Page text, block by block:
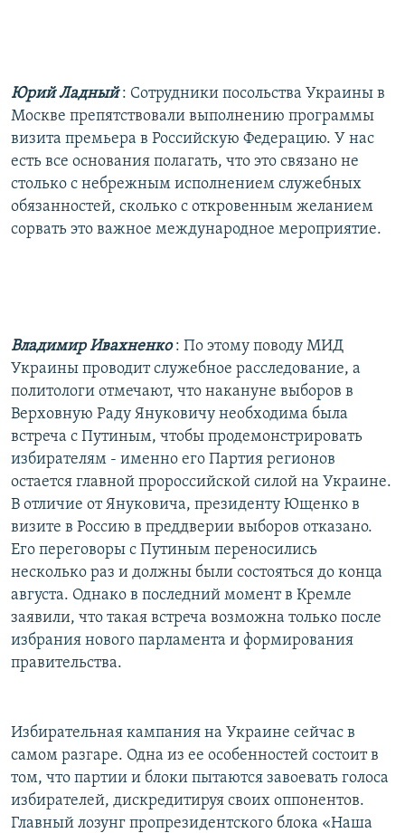
Юрий Ладный: Сотрудники посольства Украины в
Москве препятствовали выполнению программы
визита премьера в Российскую Федерацию. У нас
есть все основания полагать, что это связано не
столько с небрежным исполнением служебных
обязанностей, сколько с откровенным желанием
сорвать это важное международное мероприятие.
Владимир Ивахненко: По этому поводу МИД
Украины проводит служебное расследование, а
политологи отмечают, что накануне выборов в
Верховную Раду Януковичу необходима была
встреча с Путиным, чтобы продемонстрировать
избирателям - именно его Партия регионов
остается главной пророссийской силой на Украине.
В отличие от Януковича, президенту Ющенко в
визите в Россию в преддверии выборов отказано.
Его переговоры с Путиным переносились
несколько раз и должны были состояться до конца
августа. Однако в последний момент в Кремле
заявили, что такая встреча возможна только после
избрания нового парламента и формирования
правительства.
Избирательная кампания на Украине сейчас в
самом разгаре. Одна из ее особенностей состоит в
том, что партии и блоки пытаются завоевать голоса
избирателей, дискредитируя своих оппонентов.
Главный лозунг пропрезидентского блока «Наша